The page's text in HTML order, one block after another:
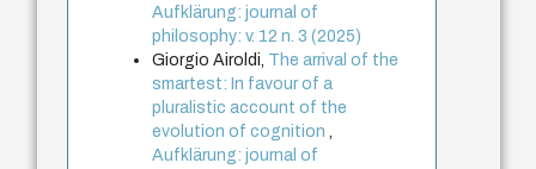
Aufklärung: journal of
philosophy: v. 12 n. 3 (2025)
Giorgio Airoldi, The arrival of the
smartest: In favour of a
pluralistic account of the
evolution of cognition,
Aufklärung: journal of